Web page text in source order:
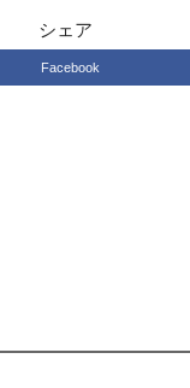
シェア
Facebook